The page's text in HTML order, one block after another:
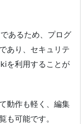
あるため、プログ
あり、セキュリテ
を利用することが
動作も軽く、編集
も可能です。